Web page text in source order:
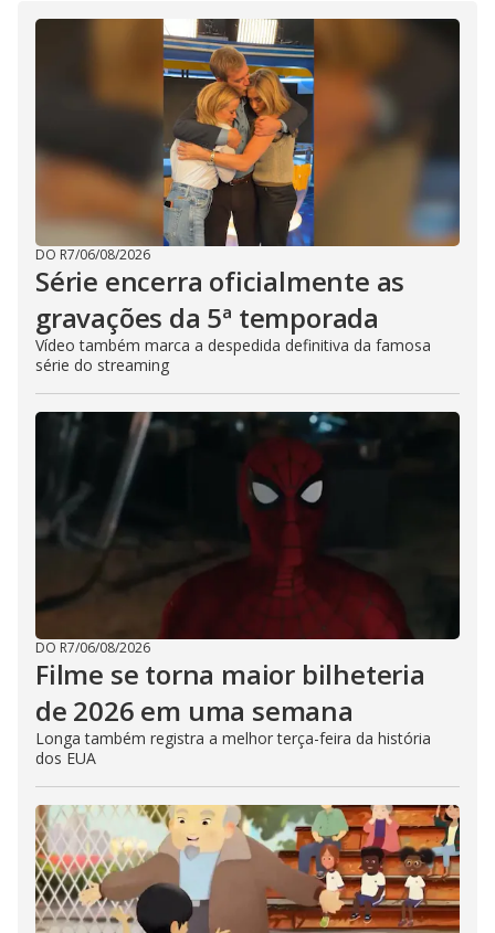
DO R7/06/08/2026
Série encerra oficialmente as
gravações da 5ª temporada
Vídeo também marca a despedida definitiva da famosa
série do streaming
DO R7/06/08/2026
Filme se torna maior bilheteria
de 2026 em uma semana
Longa também registra a melhor terça-feira da história
dos EUA